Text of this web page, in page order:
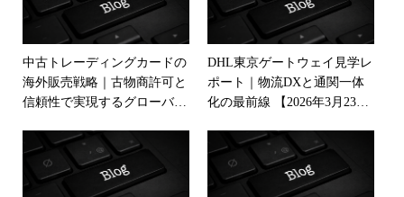
中古トレーディングカードの
海外販売戦略｜古物商許可と
信頼性で実現するグローバル
DHL東京ゲートウェイ見学レ
ポート｜物流DXと通関一体
化の最前線 【2026年3月23